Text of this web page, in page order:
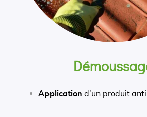
Application d'un produit